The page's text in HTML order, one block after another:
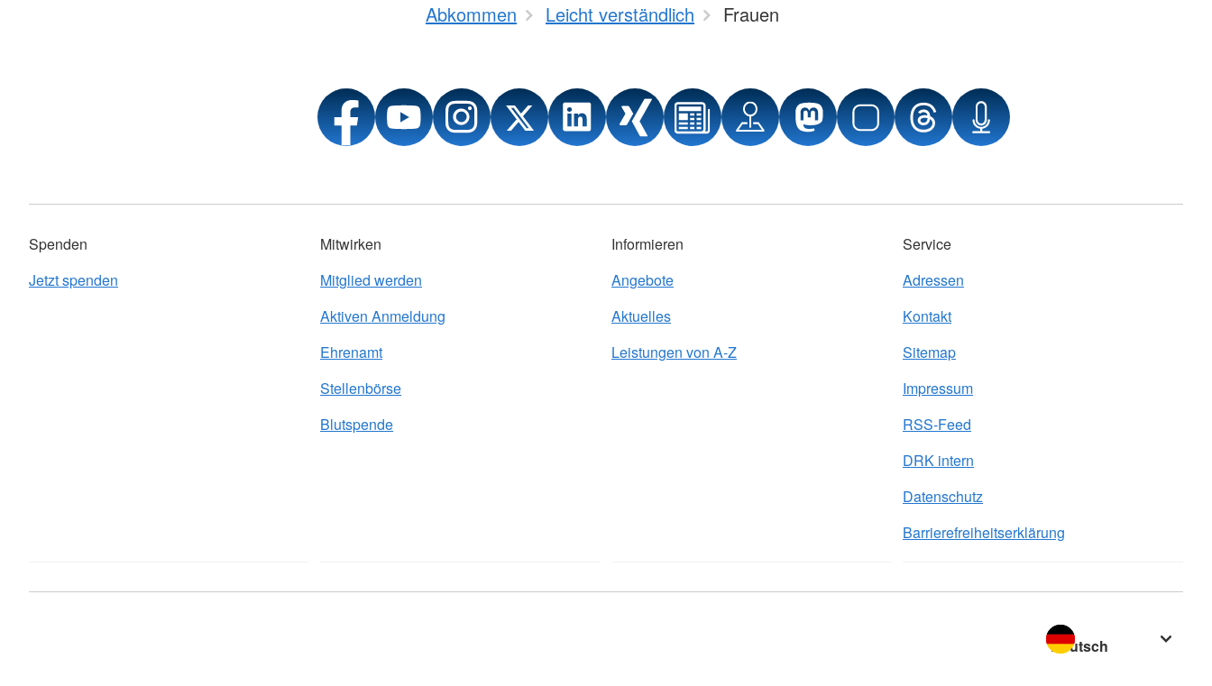
Abkommen
Leicht verständlich Frauen
Spenden
Jetzt spenden
Mitwirken
Mitglied werden
Aktiven Anmeldung
Ehrenamt
Stellenbörse
Blutspende
Informieren
Angebote
Aktuelles
Leistungen von A-Z
Service
Adressen
Kontakt
Sitemap
Impressum
RSS-Feed
DRK intern
Datenschutz
Barrierefreiheitserklärung
Sprache wechseln zu